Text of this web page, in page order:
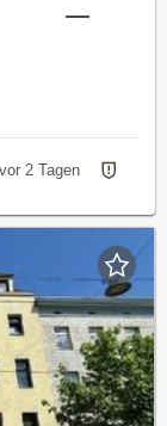
—
vor 2 Tagen